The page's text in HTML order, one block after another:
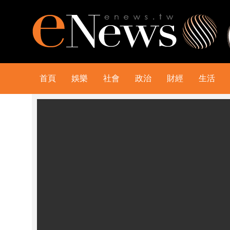
首頁 娛樂 社會 政治 財經 生活